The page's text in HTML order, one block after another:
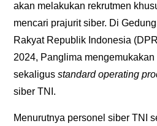
akan melakukan rekrutmen
mencari prajurit siber. Di
Rakyat Republik Indonesia
2024, Panglima
sekaligusstandard operating
siber TNI.
Menurutnya personel siber TNI